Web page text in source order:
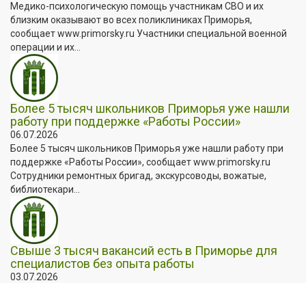
Медико-психологическую помощь участникам СВО и их
близким оказывают во всех поликлиниках Приморья,
сообщает www.primorsky.ru Участники специальной военной
операции и их...
Более 5 тысяч школьников Приморья уже нашли
работу при поддержке «Работы России»
06.07.2026
Более 5 тысяч школьников Приморья уже нашли работу при
поддержке «Работы России», сообщает www.primorsky.ru
Сотрудники ремонтных бригад, экскурсоводы, вожатые,
библиотекари...
Свыше 3 тысяч вакансий есть в Приморье для
специалистов без опыта работы
03.07.2026